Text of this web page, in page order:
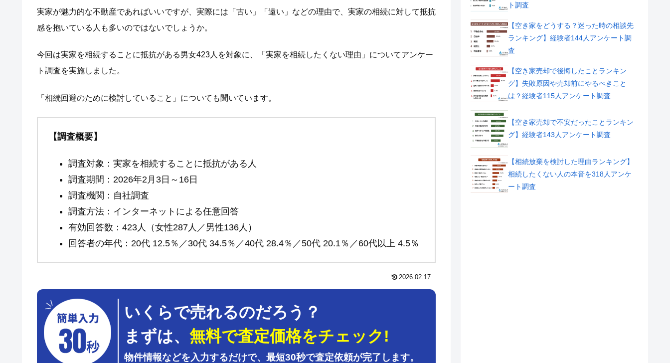
実家が魅力的な不動産であればいいですが、実際には「古い」「遠い」などの理由で、実家の相続に対して抵抗
感を抱いている人も多いのではないでしょうか。
今回は実家を相続することに抵抗がある男女423人を対象に、「実家を相続したくない理由」についてアンケー
ト調査を実施しました。
「相続回避のために検討していること」についても聞いています。
【調査概要】
調査対象：実家を相続することに抵抗がある人
調査期間：2026年2月3日～16日
調査機関：自社調査
調査方法：インターネットによる任意回答
有効回答数：423人（女性287人／男性136人）
回答者の年代：20代 12.5％／30代 34.5％／40代 28.4％／50代 20.1％／60代以上 4.5％
2026.02.17
いくらで売れるのだろう？
まずは、 無料で査定価格をチェック!
物件情報などを入力するだけで、最短30秒で査定依頼が完了します。
ト調査
【空き家をどうする？迷った時の相談先
ランキング】経験者144人アンケート調
査
【空き家売却で後悔したことランキン
グ】失敗原因や売却前にやるべきこと
は？経験者115人アンケート調査
【空き家売却で不安だったことランキン
グ】経験者143人アンケート調査
【相続放棄を検討した理由ランキング】
相続したくない人の本音を318人アンケ
ート調査